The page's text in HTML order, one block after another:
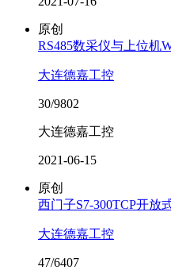
原创
RS485数采仪与上位机
大连德嘉工控
30/9802
大连德嘉工控
2021-06-15
原创
西门子S7-300TCP开放
大连德嘉工控
47/6407